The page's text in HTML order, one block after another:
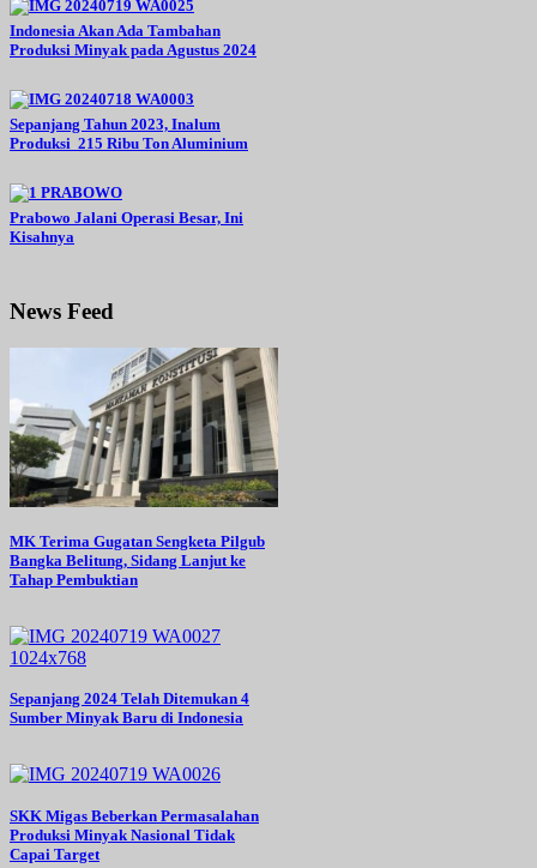
Indonesia Akan Ada Tambahan
Produksi Minyak pada Agustus 2024
Sepanjang Tahun 2023, Inalum
Produksi 215 Ribu Ton Aluminium
Prabowo Jalani Operasi Besar, Ini
Kisahnya
News Feed
MK Terima Gugatan Sengketa Pilgub
Bangka Belitung, Sidang Lanjut ke
Tahap Pembuktian
Sepanjang 2024 Telah Ditemukan 4
Sumber Minyak Baru di Indonesia
SKK Migas Beberkan Permasalahan
Produksi Minyak Nasional Tidak
Capai Target